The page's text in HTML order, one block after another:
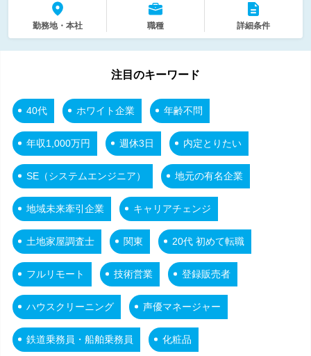
勤務地・本社 職種 詳細条件
注目のキーワード
40代 ホワイト企業 年齢不問
年収1,000万円 週休3日 内定とりたい
SE（システムエンジニア） 地元の有名企業
地域未来牽引企業 キャリアチェンジ
土地家屋調査士 関東 20代 初めて転職
フルリモート 技術営業 登録販売者
ハウスクリーニング 声優マネージャー
鉄道乗務員・船舶乗務員 化粧品